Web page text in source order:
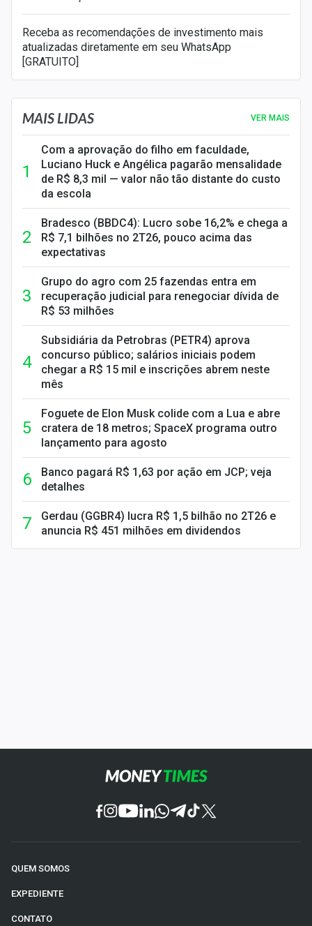
Receba as recomendações de investimento mais
atualizadas diretamente em seu WhatsApp
[GRATUITO]
MAIS LIDAS VER MAIS
Com a aprovação do filho em faculdade,
Luciano Huck e Angélica pagarão mensalidade
de R$ 8,3 mil — valor não tão distante do custo
da escola
Bradesco (BBDC4): Lucro sobe 16,2% e chega a
R$ 7,1 bilhões no 2T26, pouco acima das
expectativas
Grupo do agro com 25 fazendas entra em
recuperação judicial para renegociar dívida de
R$ 53 milhões
Subsidiária da Petrobras (PETR4) aprova
concurso público; salários iniciais podem
chegar a R$ 15 mil e inscrições abrem neste
mês
Foguete de Elon Musk colide com a Lua e abre
cratera de 18 metros; SpaceX programa outro
lançamento para agosto
Banco pagará R$ 1,63 por ação em JCP; veja
detalhes
Gerdau (GGBR4) lucra R$ 1,5 bilhão no 2T26 e
anuncia R$ 451 milhões em dividendos
QUEM SOMOS
EXPEDIENTE
CONTATO